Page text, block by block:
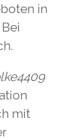
in
mit